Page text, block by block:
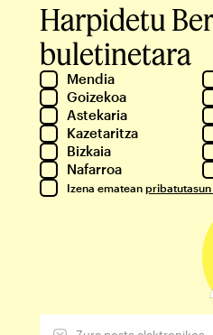
Harpidetu
buletinetara
Mendia
Goizekoa
Astekaria
Kazetaritza
Bizkaia
Nafarroa
Izena ematean pribatutasun